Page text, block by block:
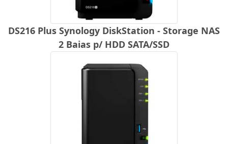
DS216 Plus Synology DiskStation - Storage NAS
2 Baias p/ HDD SATA/SSD